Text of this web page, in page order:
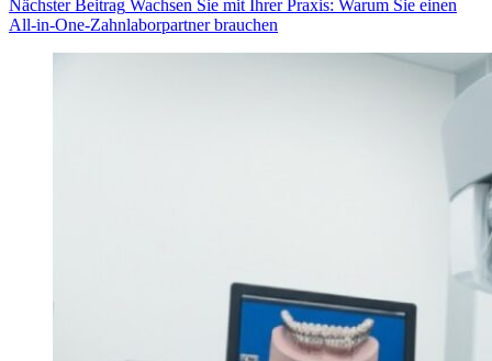
NächsterBeitrag Wachsen Sie mit Ihrer Praxis: Warum Sie einen
All-in-One-Zahnlaborpartner brauchen